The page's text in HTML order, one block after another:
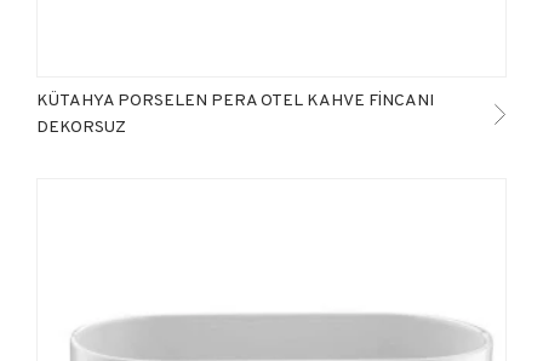
KÜTAHYA PORSELEN PERA OTEL KAHVE FİNCANI
DEKORSUZ